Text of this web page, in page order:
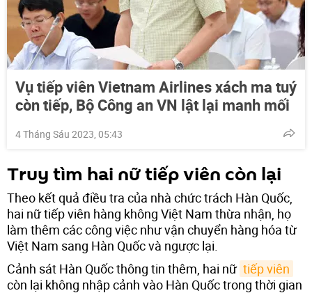
Vụ tiếp viên Vietnam Airlines xách ma tuý
còn tiếp, Bộ Công an VN lật lại manh mối
4 Tháng Sáu 2023, 05:43
Truy tìm hai nữ tiếp viên còn lại
Theo kết quả điều tra của nhà chức trách Hàn Quốc,
hai nữ tiếp viên hàng không Việt Nam thừa nhận, họ
làm thêm các công việc như vận chuyển hàng hóa từ
Việt Nam sang Hàn Quốc và ngược lại.
Cảnh sát Hàn Quốc thông tin thêm, hai nữ tiếp viên
còn lại không nhập cảnh vào Hàn Quốc trong thời gian